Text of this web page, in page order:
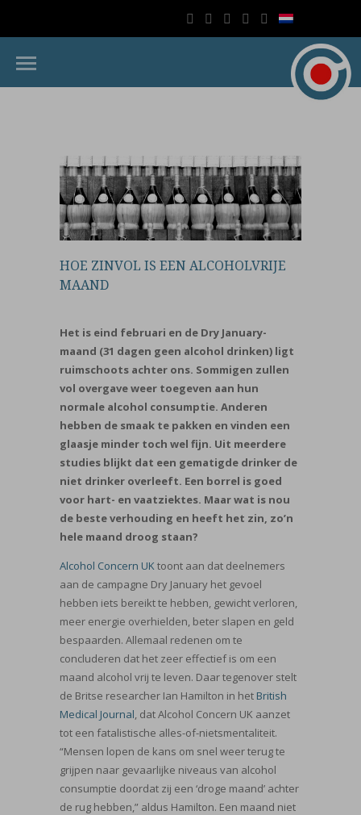
HOE ZINVOL IS EEN ALCOHOLVRIJE
MAAND
Het is eind februari en de Dry January-
maand (31 dagen geen alcohol drinken) ligt
ruimschoots achter ons. Sommigen zullen
vol overgave weer toegeven aan hun
normale alcohol consumptie. Anderen
hebben de smaak te pakken en vinden een
glaasje minder toch wel fijn. Uit meerdere
studies blijkt dat een gematigde drinker de
niet drinker overleeft. Een borrel is goed
voor hart- en vaatziektes. Maar wat is nou
de beste verhouding en heeft het zin, zo’n
hele maand droog staan?
Alcohol Concern UK toont aan dat deelnemers
aan de campagne Dry January het gevoel
hebben iets bereikt te hebben, gewicht verloren,
meer energie overhielden, beter slapen en geld
bespaarden. Allemaal redenen om te
concluderen dat het zeer effectief is om een
maand alcohol vrij te leven. Daar tegenover stelt
de Britse researcher Ian Hamilton in het British
Medical Journal , dat Alcohol Concern UK aanzet
tot een fatalistische alles-of-nietsmentaliteit.
“Mensen lopen de kans om snel weer terug te
grijpen naar gevaarlijke niveaus van alcohol
consumptie doordat zij een ‘droge maand’ achter
de rug hebben,” aldus Hamilton. Een maand niet